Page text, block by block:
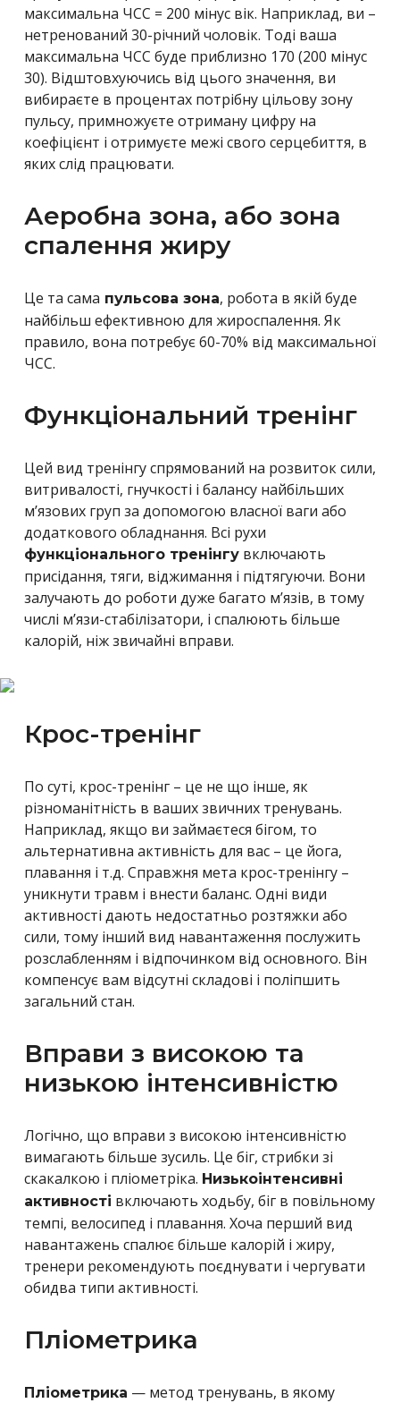
максимальна ЧСС = 200 мінус вік. Наприклад, ви –
нетренований 30-річний чоловік. Тоді ваша
максимальна ЧСС буде приблизно 170 (200 мінус
30). Відштовхуючись від цього значення, ви
вибираєте в процентах потрібну цільову зону
пульсу, примножуєте отриману цифру на
коефіцієнт і отримуєте межі свого серцебиття, в
яких слід працювати.
Аеробна зона, або зона
спалення жиру
Це та сама пульсова зона, робота в якій буде
найбільш ефективною для жироспалення. Як
правило, вона потребує 60-70% від максимальної
ЧСС.
Функціональний тренінг
Цей вид тренінгу спрямований на розвиток сили,
витривалості, гнучкості і балансу найбільших
м’язових груп за допомогою власної ваги або
додаткового обладнання. Всі рухи
функціонального тренінгу включають
присідання, тяги, віджимання і підтягуючи. Вони
залучають до роботи дуже багато м’язів, в тому
числі м’язи-стабілізатори, і спалюють більше
калорій, ніж звичайні вправи.
Крос-тренінг
По суті, крос-тренінг – це не що інше, як
різноманітність в ваших звичних тренувань.
Наприклад, якщо ви займаєтеся бігом, то
альтернативна активність для вас – це йога,
плавання і т.д. Справжня мета крос-тренінгу –
уникнути травм і внести баланс. Одні види
активності дають недостатньо розтяжки або
сили, тому інший вид навантаження послужить
розслабленням і відпочинком від основного. Він
компенсує вам відсутні складові і поліпшить
загальний стан.
Вправи з високою та
низькою інтенсивністю
Логічно, що вправи з високою інтенсивністю
вимагають більше зусиль. Це біг, стрибки зі
скакалкою і пліометріка. Низькоінтенсивні
активності включають ходьбу, біг в повільному
темпі, велосипед і плавання. Хоча перший вид
навантажень спалює більше калорій і жиру,
тренери рекомендують поєднувати і чергувати
обидва типи активності.
Пліометрика
Пліометрика — метод тренувань, в якому